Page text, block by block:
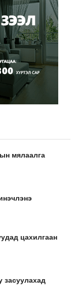
мялаалга
цахилгаан
засуулахад